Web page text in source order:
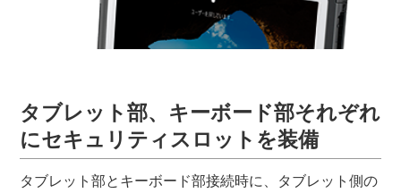
タブレット部、キーボード部それぞれ
にセキュリティスロットを装備
タブレット部とキーボード部接続時に、タブレット側の